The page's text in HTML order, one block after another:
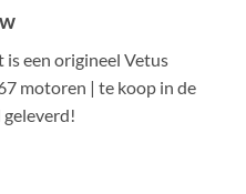
een origineel Vetus
motoren | te koop in de
geleverd!